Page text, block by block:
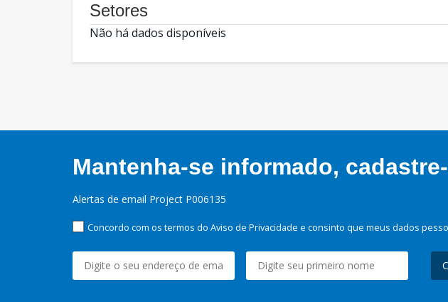
Setores
Não há dados disponíveis
Mantenha-se informado,
Alertas de email Project P006135
Concordo com os termos do Aviso de Privacidade e consinto que meus dados